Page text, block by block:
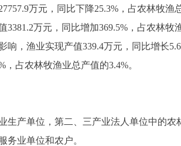
万元，同比下降25.3%，占农林牧
3381.2万元，同比增加369.5%，占农林
响，渔业实现产值339.4万元，同比增长
，占农林牧渔业总产值的3.4%。
产单位，第二、三产业法人单位中的农
务业单位和农户。